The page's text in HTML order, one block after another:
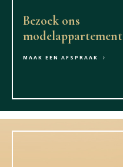
Bezoek ons
modelappartement
MAAK EEN AFSPRAAK